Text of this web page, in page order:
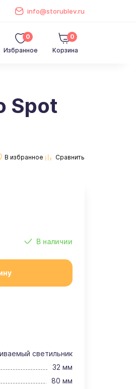
info@storublev.ru
Избранное
0
Корзина
0
Spot
В наличии
светильник
32 мм
80 мм